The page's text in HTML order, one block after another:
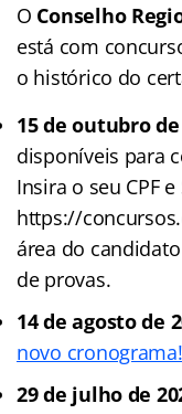
O Conselho
está com
o histórico do
15 de outubro de
disponíveis para
Insira o seu CPF
https://
área do
de provas.
14 de agosto de
novo cronograma!
29 de julho de